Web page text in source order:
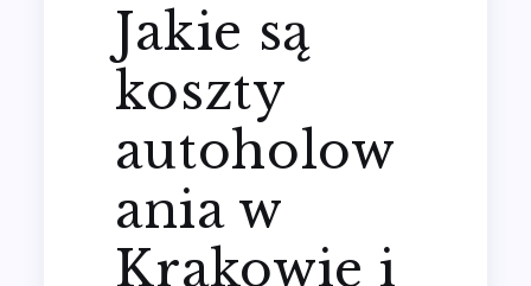
Jakie są
koszty
autoholow
ania w
Krakowie i